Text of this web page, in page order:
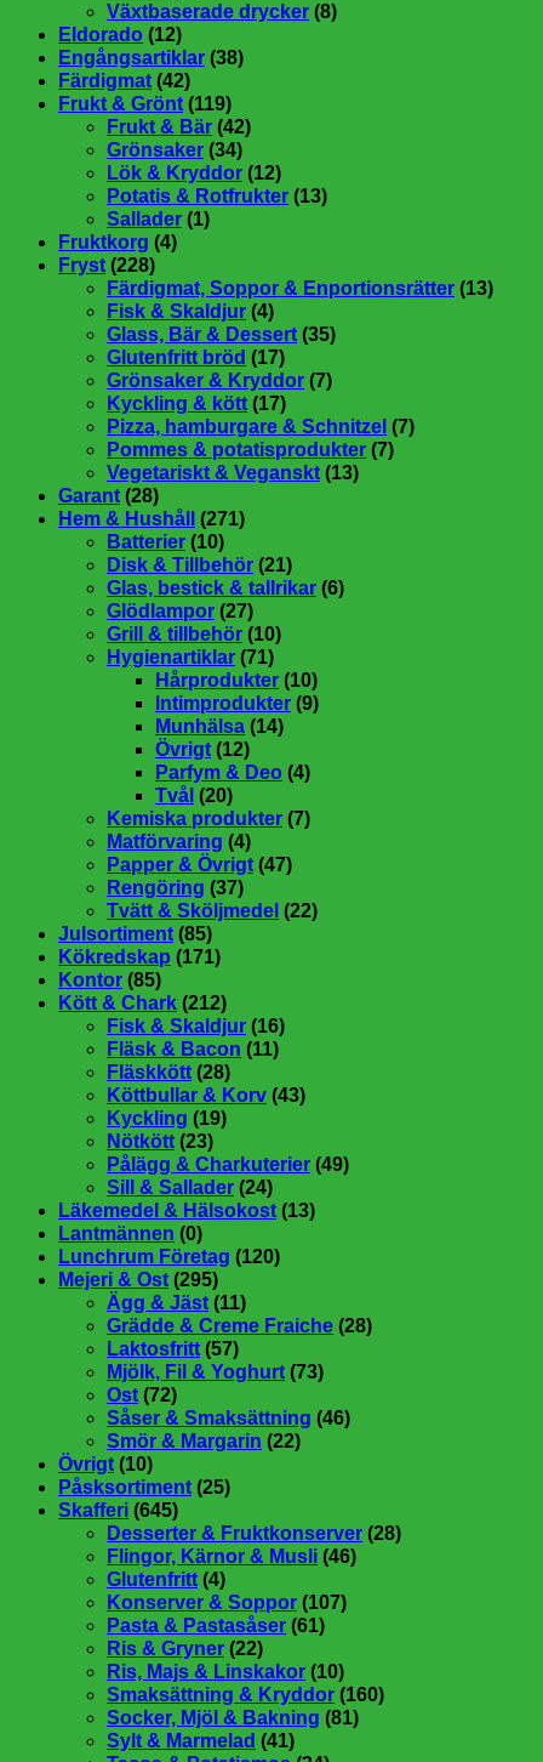
Växtbaserade drycker (8)
Eldorado (12)
Engångsartiklar (38)
Färdigmat (42)
Frukt & Grönt (119)
Frukt & Bär (42)
Grönsaker (34)
Lök & Kryddor (12)
Potatis & Rotfrukter (13)
Sallader (1)
Fruktkorg (4)
Fryst (228)
Färdigmat, Soppor & Enportionsrätter (13)
Fisk & Skaldjur (4)
Glass, Bär & Dessert (35)
Glutenfritt bröd (17)
Grönsaker & Kryddor (7)
Kyckling & kött (17)
Pizza, hamburgare & Schnitzel (7)
Pommes & potatisprodukter (7)
Vegetariskt & Veganskt (13)
Garant (28)
Hem & Hushåll
(271)
Batterier (10)
Disk & Tillbehör (21)
Glas, bestick & tallrikar (6)
Glödlampor (27)
Grill & tillbehör (10)
Hygienartiklar (71)
Hårprodukter (10)
Intimprodukter (9)
Munhälsa (14)
Övrigt (12)
Parfym & Deo (4)
Tvål (20)
Kemiska produkter (7)
Matförvaring (4)
Papper & Övrigt (47)
Rengöring (37)
Tvätt & Sköljmedel (22)
Julsortiment (85)
Kökredskap (171)
Kontor (85)
Kött & Chark (212)
Fisk & Skaldjur (16)
Fläsk & Bacon (11)
Fläskkött (28)
Köttbullar & Korv (43)
Kyckling (19)
Nötkött (23)
Pålägg & Charkuterier (49)
Sill & Sallader (24)
Läkemedel & Hälsokost (13)
Lantmännen (0)
Lunchrum Företag (120)
Mejeri & Ost (295)
Ägg & Jäst (11)
Grädde & Creme Fraiche (28)
Laktosfritt (57)
Mjölk, Fil & Yoghurt (73)
Ost (72)
Såser & Smaksättning (46)
Smör & Margarin (22)
Övrigt (10)
Påsksortiment (25)
Skafferi (645)
Desserter & Fruktkonserver (28)
Flingor, Kärnor & Musli (46)
Glutenfritt (4)
Konserver & Soppor (107)
Pasta & Pastasåser (61)
Ris & Gryner (22)
Ris, Majs & Linskakor (10)
Smaksättning & Kryddor (160)
Socker, Mjöl & Bakning (81)
Sylt & Marmelad (41)